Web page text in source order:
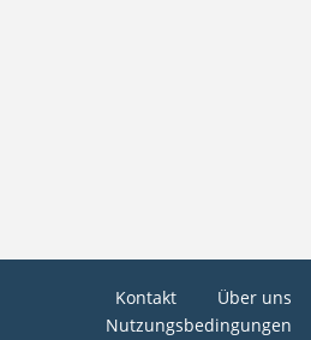
Kontakt Über uns
Nutzungsbedingungen